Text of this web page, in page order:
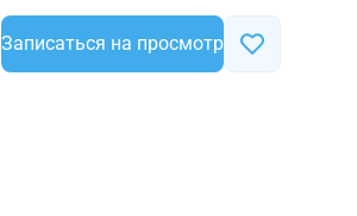
Записаться на просмотр